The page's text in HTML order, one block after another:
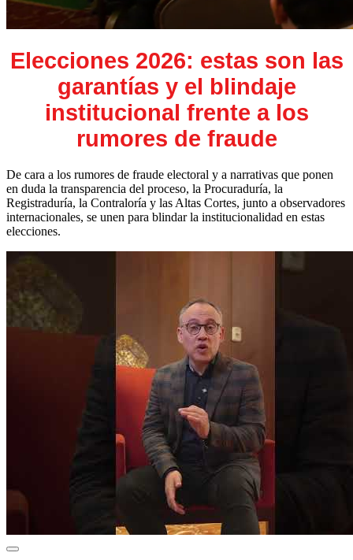
Elecciones 2026: estas son las
garantías y el blindaje
institucional frente a los
rumores de fraude
De cara a los rumores de fraude electoral y a narrativas que ponen
en duda la transparencia del proceso, la Procuraduría, la
Registraduría, la Contraloría y las Altas Cortes, junto a observadores
internacionales, se unen para blindar la institucionalidad en estas
elecciones.